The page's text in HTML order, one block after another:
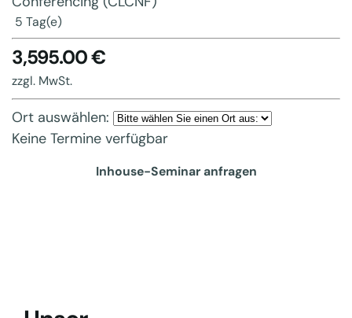
5 Tag(e)
3,595.00 €
zzgl. MwSt.
Ort auswählen:
Keine Termine verfügbar
Inhouse-Seminar anfragen